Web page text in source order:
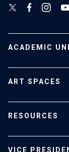
ACADEMIC
School of Design
School of Drama
Faculty of Letters
ART SPACES
Macchina Gallery
RESOURCES
VICE